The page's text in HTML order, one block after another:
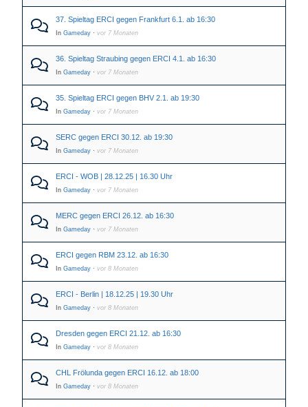
37. Spieltag ERCI gegen Frankfurt 6.1. ab 16:30
In Gameday · vor 7 Monaten
36. Spieltag Straubing gegen ERCI 4.1. ab 16:30
In Gameday · vor 7 Monaten
35. Spieltag ERCI gegen BHV 2.1. ab 19:30
In Gameday · vor 7 Monaten
SERC gegen ERCI 30.12. ab 19:30
In Gameday · vor 7 Monaten
ERCI - WOB | 28.12.25 | 16.30 Uhr
In Gameday · vor 7 Monaten
MERC gegen ERCI 26.12. ab 16:30
In Gameday · vor 7 Monaten
ERCI gegen RBM 23.12. ab 16:30
In Gameday · vor 8 Monaten
ERCI - Berlin | 18.12.25 | 19.30 Uhr
In Gameday · vor 8 Monaten
Dresden gegen ERCI 21.12. ab 16:30
In Gameday · vor 8 Monaten
CHL Frölunda gegen ERCI 16.12. ab 18:00
In Gameday · vor 8 Monaten